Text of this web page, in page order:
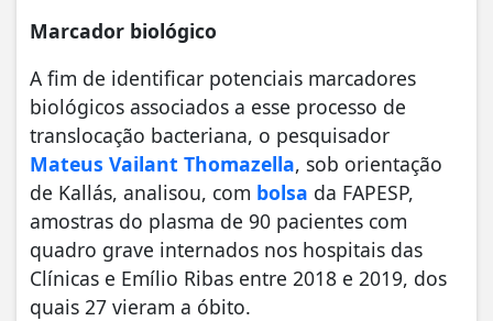
Marcador biológico
A fim de identificar potenciais marcadores
biológicos associados a esse processo de
translocação bacteriana, o pesquisador
Mateus Vailant Thomazella, sob orientação
de Kallás, analisou, com bolsa da FAPESP,
amostras do plasma de 90 pacientes com
quadro grave internados nos hospitais das
Clínicas e Emílio Ribas entre 2018 e 2019, dos
quais 27 vieram a óbito.